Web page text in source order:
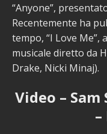
“Anyone”,
Recentemente ha
tempo, “I Love Me”,
musicale diretto da
Drake, Nicki Minaj).
Video –
–